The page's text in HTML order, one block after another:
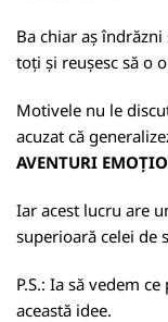
Ba chiar aș îndrăzni
toți și reușesc să o
Motivele nu le
acuzat că
AVENTURI
Iar acest lucru are
superioară celei de
P.S.: Ia să vedem
această idee.